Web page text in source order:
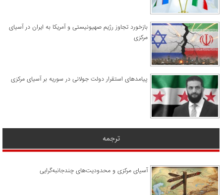
​بازخورد تجاوز رژیم صهیونیستی و آمریکا به ایران در آسیای
مرکزی
پیامدهای استقرار دولت جولانی در سوریه بر آسیای مرکزی
ترجمه
آسیای مرکزی و محدودیت‌های چندجانبه‌گرایی